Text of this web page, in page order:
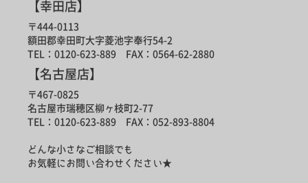
【幸田店】
〒444-0113
額田郡幸田町大字菱池字奉行54-2
TEL：0120-623-889 FAX：0564-62-2880
【名古屋店】
〒467-0825
名古屋市瑞穂区柳ヶ枝町2-77
TEL：0120-623-889 FAX：052-893-8804
どんな小さなご相談でも
お気軽にお問い合わせください★